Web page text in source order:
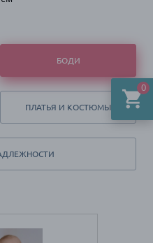
0
БОДИ
ПЛАТЬЯ И КОСТЮМЫ